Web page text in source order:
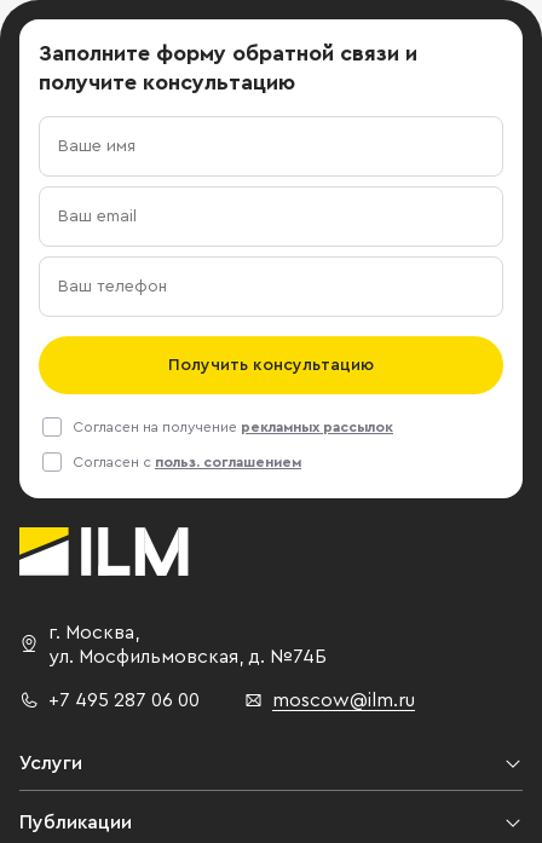
Заполните форму обратной связи и
получите консультацию
Получить консультацию
Согласен на получение рекламных рассылок
Согласен с польз. соглашением
г. Москва,
ул. Мосфильмовская, д. №74Б
+7 495 287 06 00 moscow@ilm.ru
Услуги
Публикации